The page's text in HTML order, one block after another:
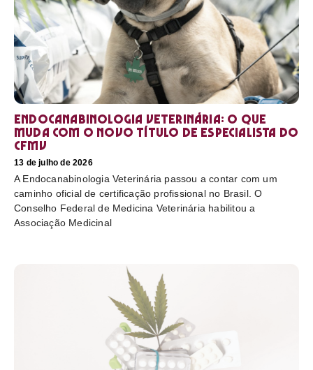
Endocanabinologia Veterinária: o que
muda com o novo título de especialista do
CFMV
13 de julho de 2026
A Endocanabinologia Veterinária passou a contar com um
caminho oficial de certificação profissional no Brasil. O
Conselho Federal de Medicina Veterinária habilitou a
Associação Medicinal